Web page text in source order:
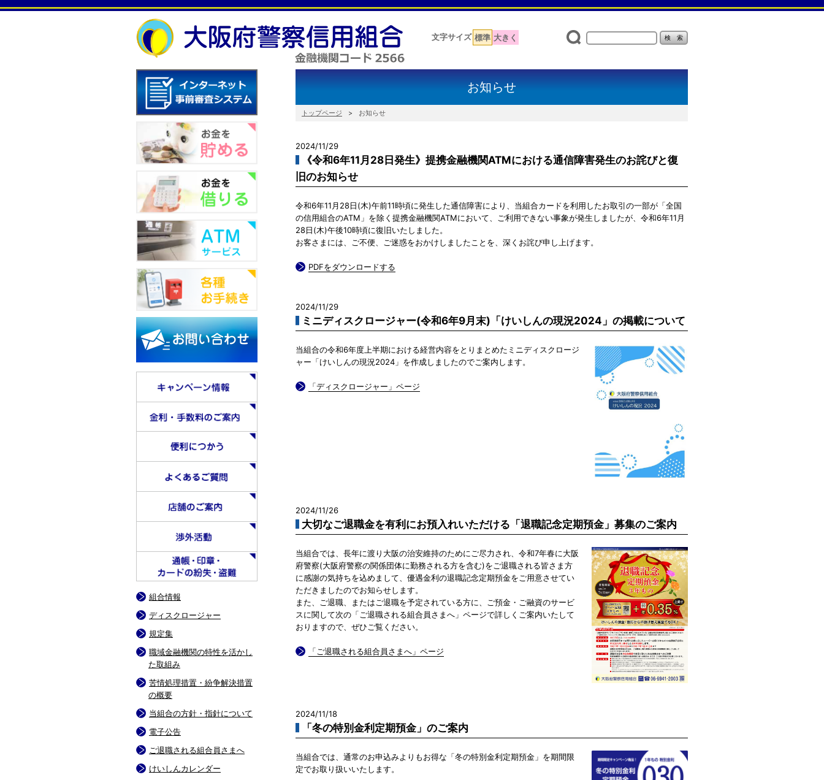
文字サイズ 標準 大きく
お知らせ
トップページ お知らせ
2024/11/29
《令和6年11月28日発生》提携金融機関ATMにおける通信障害発生のお詫びと復
旧のお知らせ
令和6年11月28日(木)午前11時頃に発生した通信障害により、当組合カードを利用したお取引の一部が「全国
の信用組合のATM」を除く提携金融機関ATMにおいて、ご利用できない事象が発生しましたが、令和6年11月
28日(木)午後10時頃に復旧いたしました。
お客さまには、ご不便、ご迷惑をおかけしましたことを、深くお詫び申し上げます。
PDFをダウンロードする
2024/11/29
ミニディスクロージャー(令和6年9月末)「けいしんの現況2024」の掲載について
当組合の令和6年度上半期における経営内容をとりまとめたミニディスクロージ
ャー「けいしんの現況2024」を作成しましたのでご案内します。
「ディスクロージャー」ページ
2024/11/26
大切なご退職金を有利にお預入れいただける「退職記念定期預金」募集のご案内
当組合では、長年に渡り大阪の治安維持のためにご尽力され、令和7年春に大阪
府警察(大阪府警察の関係団体に勤務される方を含む)をご退職される皆さま方
に感謝の気持ちを込めまして、優遇金利の退職記念定期預金をご用意させてい
ただきましたのでお知らせします。
また、ご退職、またはご退職を予定されている方に、ご預金・ご融資のサービ
スに関して次の「ご退職される組合員さまへ」ページで詳しくご案内いたして
おりますので、ぜひご覧ください。
「ご退職される組合員さまへ」ページ
2024/11/18
「冬の特別金利定期預金」のご案内
当組合では、通常のお申込みよりもお得な「冬の特別金利定期預金」を期間限
定でお取り扱いいたします。
組合情報
ディスクロージャー
規定集
職域金融機関の特性を活かし
た取組み
苦情処理措置・紛争解決措置
の概要
当組合の方針・指針について
電子公告
ご退職される組合員さまへ
けいしんカレンダー